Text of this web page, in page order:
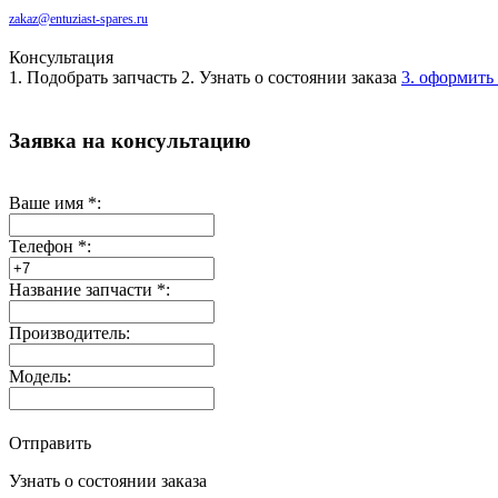
zakaz@entuziast-spares.ru
Консультация
1. Подобрать запчасть 2. Узнать о состоянии заказа 3. оформить
Заявка на консультацию
Ваше имя *:
Телефон *:
Название запчасти *:
Производитель:
Модель:
Отправить
Узнать о состоянии заказа